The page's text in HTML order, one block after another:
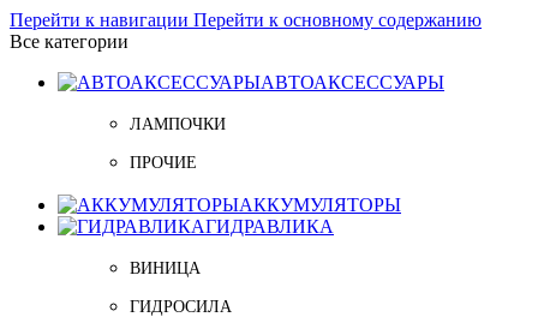
Перейти к навигации Перейти к основному содержанию
Все категории
АВТОАКСЕССУАРЫ
ЛАМПОЧКИ
ПРОЧИЕ
АККУМУЛЯТОРЫ
ГИДРАВЛИКА
ВИНИЦА
ГИДРОСИЛА